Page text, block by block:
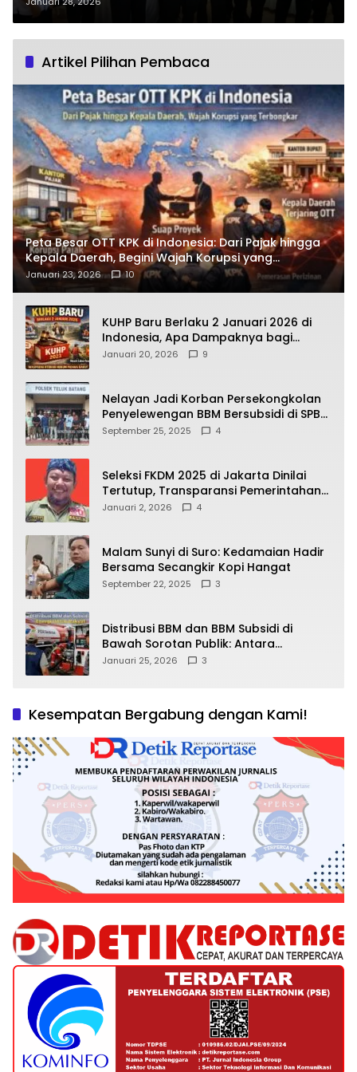
Utamanya?
Artikel Pilihan Pembaca
Peta Besar OTT KPK di Indonesia: Dari Pajak hingga
Kepala Daerah, Begini Wajah Korupsi yang
Terbongkar
Januari 23, 2026 10
KUHP Baru Berlaku 2 Januari 2026 di
Indonesia, Apa Dampaknya bagi
Kehidupan Warga? Ini Aturan Kunci
Januari 20, 2026 9
Nelayan Jadi Korban Persekongkolan
Penyelewengan BBM Bersubsidi di SPBU
64.78809 Teluk Batang
September 25, 2025 4
Seleksi FKDM 2025 di Jakarta Dinilai
Tertutup, Transparansi Pemerintahan
Pramono–Rano Dipertanyakan
Januari 2, 2026 4
Malam Sunyi di Suro: Kedamaian Hadir
Bersama Secangkir Kopi Hangat
September 22, 2025 3
Distribusi BBM dan BBM Subsidi di
Bawah Sorotan Publik: Antara
Kepentingan Negara, Hak Konsumen,
Januari 25, 2026 3
Kesempatan Bergabung dengan Kami!